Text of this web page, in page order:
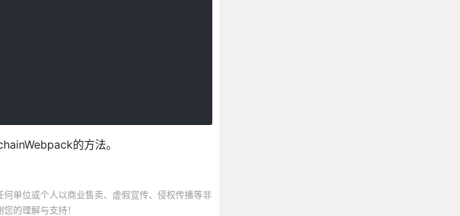
的方法。
单位或个人以商业售卖、虚假宣传、侵权传播等非
的理解与支持！